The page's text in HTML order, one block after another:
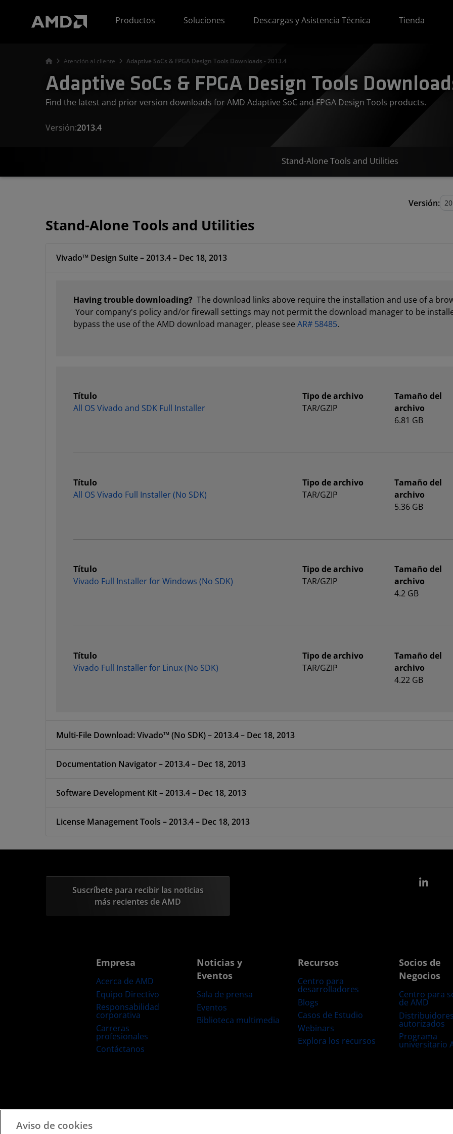
Productos
Soluciones Descargas y Asistencia Técnica Tienda
Atención al cliente Adaptive SoCs & FPGA Design Tools Downloads - 2013.4
Adaptive SoCs & FPGA Design Tools
Find the latest and prior version downloads for AMD Adaptive SoC and FPGA Design Tools products.
Versión:2013.4
Stand-Alone Tools and Utilities
Versión:
Stand-Alone Tools and Utilities
Vivado™ Design Suite – 2013.4 – Dec 18, 2013
Having trouble downloading? The download links above require the installation and use of a
Your company's policy and/or firewall settings may not permit the download manager to be
bypass the use of the AMD download manager, please see AR# 58485.
Título
All OS Vivado and SDK Full Installer
Tipo de archivo
TAR/GZIP
Tamaño del
archivo
6.81 GB
Título
All OS Vivado Full Installer (No SDK)
Tipo de archivo
TAR/GZIP
Tamaño del
archivo
5.36 GB
Título
Vivado Full Installer for Windows (No SDK)
Tipo de archivo
TAR/GZIP
Tamaño del
archivo
4.2 GB
Título
Vivado Full Installer for Linux (No SDK)
Tipo de archivo
TAR/GZIP
Tamaño del
archivo
4.22 GB
Multi-File Download: Vivado™ (No SDK) – 2013.4 – Dec 18, 2013
Documentation Navigator – 2013.4 – Dec 18, 2013
Software Development Kit – 2013.4 – Dec 18, 2013
License Management Tools – 2013.4 – Dec 18, 2013
Suscríbete para recibir las noticias
más recientes de AMD
Empresa
Acerca de AMD
Equipo Directivo
Responsabilidad
corporativa
Carreras
profesionales
Contáctanos
Noticias y
Eventos
Sala de prensa
Eventos
Biblioteca multimedia
Recursos
Centro para
desarrolladores
Blogs
Casos de Estudio
Webinars
Explora los recursos
Socios de
Negocios
Centro para
de AMD
Distribuidores
autorizados
Programa
universitario
Términos y Condiciones
Aviso de cookies